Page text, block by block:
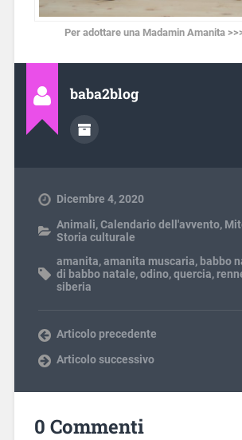
Per adottare una Madamin Amanita
baba2blog
Dicembre 4, 2020
Animali,Calendario dell'avvento,
Storia culturale
amanita,amanita muscaria, babbo
di babbo natale,odino,quercia,
siberia
Articolo precedente
Articolo successivo
0 Commenti